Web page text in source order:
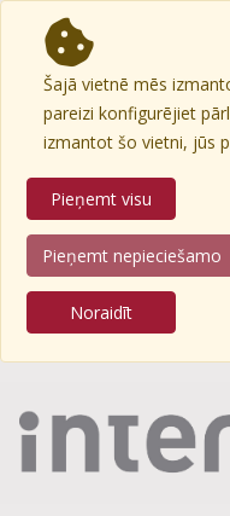
Šajā vietnē mēs
pareizi konfigurējiet
izmantot šo vietni, jūs
Pieņemt visu
Pieņemt nepieciešamo
Noraidīt